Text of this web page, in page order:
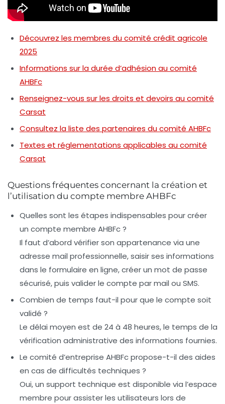
Découvrez les membres du comité crédit agricole
2025
Informations sur la durée d’adhésion au comité
AHBFc
Renseignez-vous sur les droits et devoirs au comité
Carsat
Consultez la liste des partenaires du comité AHBFc
Textes et réglementations applicables au comité
Carsat
Questions fréquentes concernant la création et
l’utilisation du compte membre AHBFc
Quelles sont les étapes indispensables pour créer
un compte membre AHBFc ?
Il faut d’abord vérifier son appartenance via une
adresse mail professionnelle, saisir ses informations
dans le formulaire en ligne, créer un mot de passe
sécurisé, puis valider le compte par mail ou SMS.
Combien de temps faut-il pour que le compte soit
validé ?
Le délai moyen est de 24 à 48 heures, le temps de la
vérification administrative des informations fournies.
Le comité d’entreprise AHBFc propose-t-il des aides
en cas de difficultés techniques ?
Oui, un support technique est disponible via l’espace
membre pour assister les utilisateurs lors de